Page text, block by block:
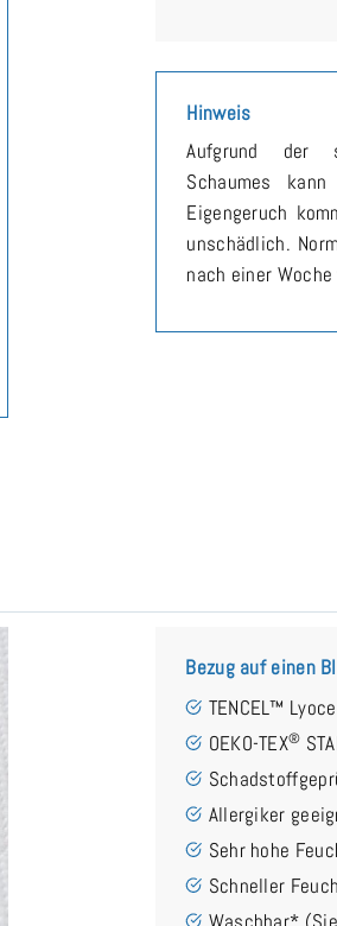
Hinweis
Aufgrund der
Schaumes
Eigengeruch
unschädlich.
nach einer
Bezug auf einen
TENCEL™
OEKO-TEX®
Allergiker
Sehr hohe
Schneller